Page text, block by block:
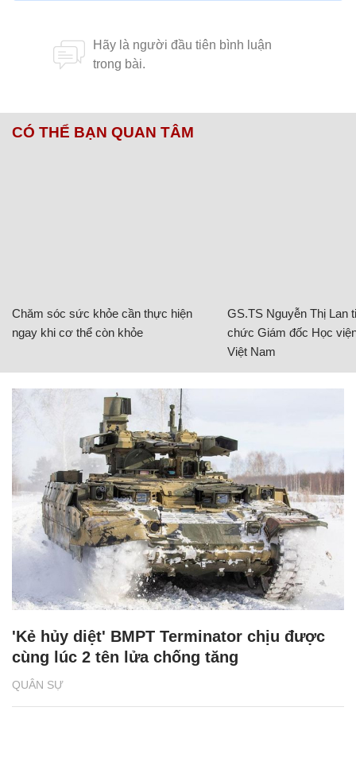
CÓ THỂ BẠN QUAN TÂM
Chăm sóc sức khỏe cần thực hiện
ngay khi cơ thể còn khỏe
GS.TS Nguyễn Thị Lan
chức Giám đốc Học
Việt Nam
QUÂN SỰ
'Kẻ hủy diệt' BMPT Terminator chịu được
cùng lúc 2 tên lửa chống tăng